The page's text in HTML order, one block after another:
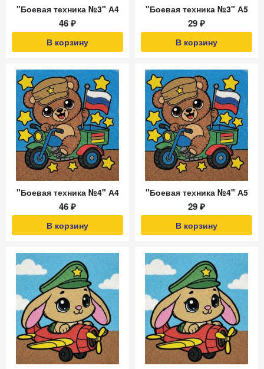
"Боевая техника №3" А4
46 ₽
В корзину
"Боевая техника №3" А5
29 ₽
В корзину
"Боевая техника №4" А4
46 ₽
В корзину
"Боевая техника №4" А5
29 ₽
В корзину